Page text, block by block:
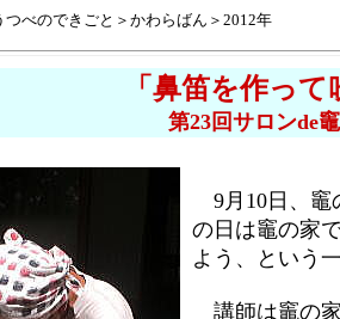
つべのできごと＞かわらばん ＞2012年
「鼻笛を作って
第23回サロンde
9月10日、竈
の日は竈の家
よう、という
講師は竈の家